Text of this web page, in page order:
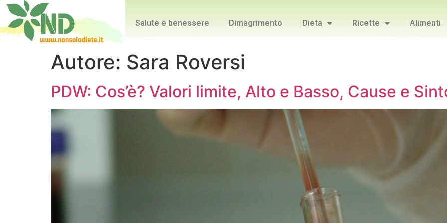
Salute e benessere Dimagrimento Dieta Ricette Alimenti
Autore: Sara Roversi
PDW: Cos’è? Valori limite, Alto e Basso, Cause e